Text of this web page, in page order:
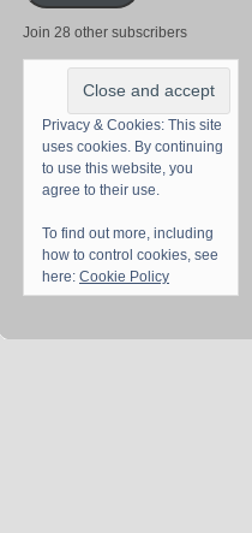
Join 28 other subscribers
Privacy & Cookies: This site
uses cookies. By continuing
to use this website, you
agree to their use.
To find out more, including
how to control cookies, see
here: Cookie Policy